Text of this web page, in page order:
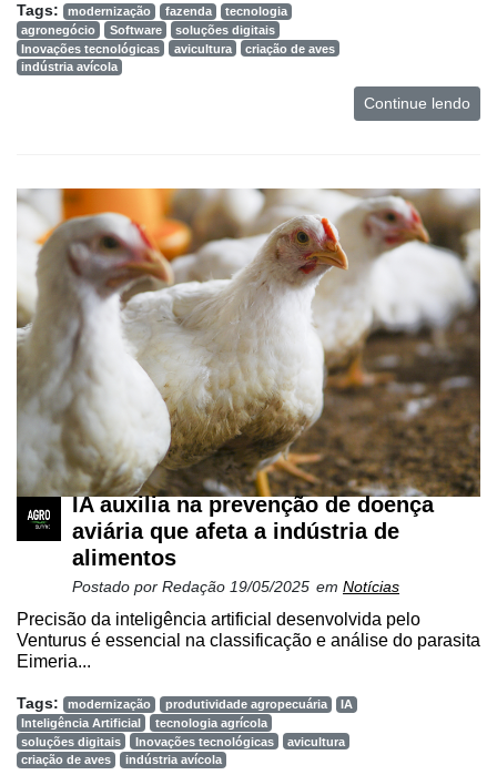
Troca
de
Cadeira
Agricultura
Precisão
Automação
Robótica
Conectividade
Dados
Análise
Commerce
Informatização
Agricultura
Vertical
Software
Empresarial
Tecnologia
Tags: modernização fazenda
tecnologia
agronegócio
Software
soluções digitais
Inovações tecnológicas
avicultura
criação de aves
indústria avícola
Continue lendo
IA auxilia na prevenção de doença
aviária que afeta a indústria de
alimentos
Postado por Redação 19/05/2025 em Notícias
Precisão da inteligência artificial desenvolvida pelo
Venturus é essencial na classificação e análise do parasita
Eimeria...
Tags: modernização produtividade agropecuária
IA
Inteligência Artificial
tecnologia agrícola
soluções digitais
Inovações tecnológicas
avicultura
criação de aves
indústria avícola